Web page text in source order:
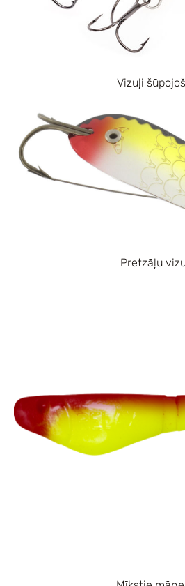
Vizuļi
Pretzāļu